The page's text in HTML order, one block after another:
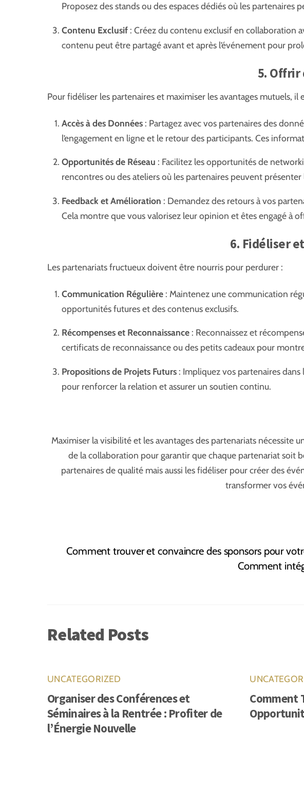
Proposez des stands ou des espaces dédiés où les
Contenu Exclusif : Créez du contenu exclusif en collaboration
contenu peut être partagé avant et après l’événement pour
5. Offrir
Pour fidéliser les partenaires et maximiser les avantages mutuels,
Accès à des Données : Partagez avec vos partenaires des
l’engagement en ligne et le retour des participants. Ces
Opportunités de Réseau : Facilitez les opportunités de
rencontres ou des ateliers où les partenaires peuvent
Feedback et Amélioration : Demandez des retours à vos
Cela montre que vous valorisez leur opinion et êtes engagé à
6. Fidéliser
Les partenariats fructueux doivent être nourris pour perdurer :
Communication Régulière : Maintenez une communication
opportunités futures et des contenus exclusifs.
Récompenses et Reconnaissance : Reconnaissez et
certificats de reconnaissance ou des petits cadeaux pour
Propositions de Projets Futurs : Impliquez vos partenaires
pour renforcer la relation et assurer un soutien continu.
Maximiser la visibilité et les avantages des partenariats nécessite
de la collaboration pour garantir que chaque partenariat soit
partenaires de qualité mais aussi les fidéliser pour créer des
transformer vos
Comment trouver et convaincre des sponsors pour
Comment
Related Posts
UNCATEGORIZED
Organiser des Conférences et
Séminaires à la Rentrée : Profiter de
l’Énergie Nouvelle
Comment